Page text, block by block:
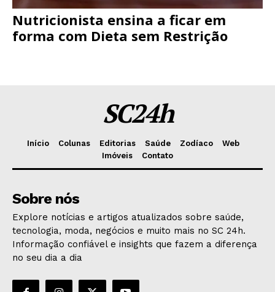
Nutricionista ensina a ficar em
forma com Dieta sem Restrição
SC24h
Início Colunas Editorias Saúde Zodíaco
Web
Imóveis
Contato
Sobre nós
Explore notícias e artigos atualizados sobre saúde,
tecnologia, moda, negócios e muito mais no SC 24h.
Informação confiável e insights que fazem a diferença
no seu dia a dia